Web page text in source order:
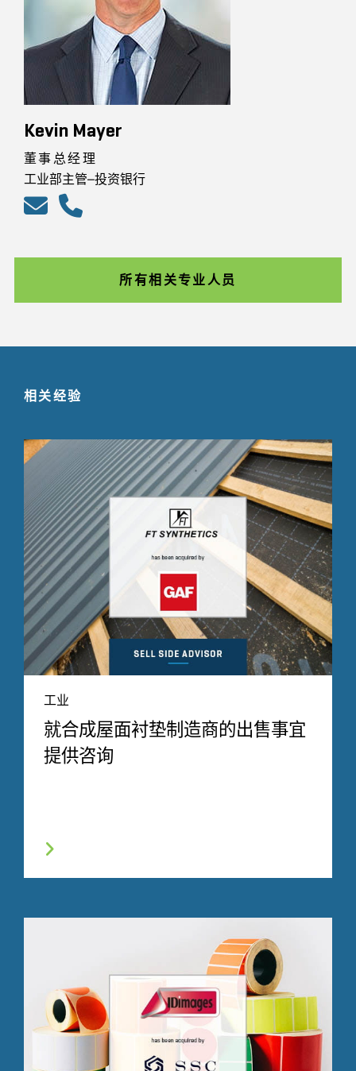
Kevin Mayer
董事总经理
工业部主管–投资银行
所有相关专业人员
相关经验
工业
就合成屋面衬垫制造商的出售事宜
提供咨询